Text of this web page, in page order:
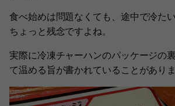
食べ始めは問題なくても、途中で冷た
ちょっと残念ですよね。
実際に冷凍チャーハンのパッケージの
て温める旨が書かれていることがありま